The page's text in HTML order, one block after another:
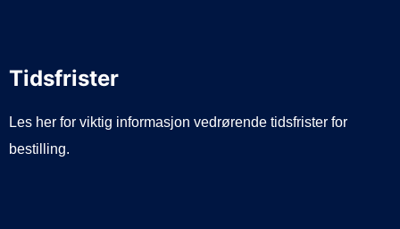
Tidsfrister
Les her for viktig informasjon vedrørende tidsfrister for
bestilling.